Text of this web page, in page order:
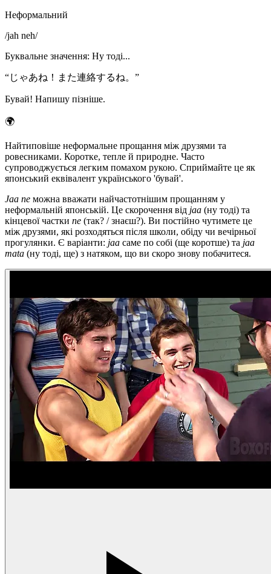
Неформальний
/jah neh/
Буквальне значення: Ну тоді...
“じゃあね！また連絡するね。 ”
Бувай! Напишу пізніше.
🌍
Найтиповіше неформальне прощання між друзями та
ровесниками. Коротке, тепле й природне. Часто
супроводжується легким помахом рукою. Сприймайте це як
японський еквівалент українського 'бувай'.
Jaa ne можна вважати найчастотнішим прощанням у
неформальній японській. Це скорочення від jaa (ну тоді) та
кінцевої частки ne (так? / знаєш?). Ви постійно чутимете це
між друзями, які розходяться після школи, обіду чи вечірньої
прогулянки. Є варіанти: jaa саме по собі (ще коротше) та jaa
mata (ну тоді, ще) з натяком, що ви скоро знову побачитеся.